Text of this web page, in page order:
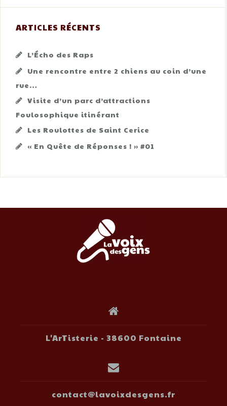
ARTICLES RÉCENTS
L’Écho des Raps
Une rencontre entre 2 chiens au coin d’une
rue…
Visite d’un parc d’attractions
Foulosophique itinérant
Les Roulottes de Saint Cerice
« En Quête de Réponses ! » #01
L'ArTisterie - 38600 Fontaine
contact@lavoixdesgens.fr